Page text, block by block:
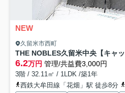
NEW
久留米市西町
6.2万円 管理/共益費3,000円
3階 / 32.11㎡ / 1LDK /築1年
西鉄大牟田線「花畑」駅 徒歩8分